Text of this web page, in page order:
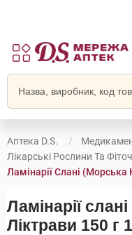
Аптека D.S.
Лікарські Рослини Та
Ламінарії Слані
Ламінарії
Ліктрави 150 г